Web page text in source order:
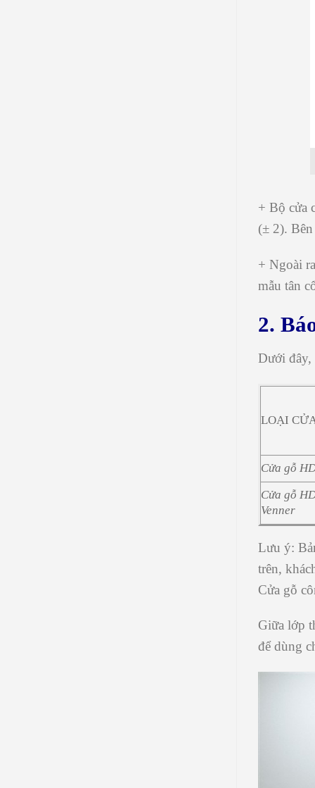
+ Bộ cửa
(± 2).
+ Ngoài
mẫu tân
2.
Dưới
LOẠI
Cửa gỗ
Cửa gỗ
Venner
Lưu ý:
trên,
Cửa gỗ
Giữa lớp
đểdùng